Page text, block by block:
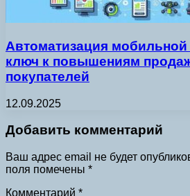
Автоматизация мобильной
ключ к повышениям
покупателей
12.09.2025
Добавить комментарий
Ваш адрес email не будет
поля помечены *
Комментарий *